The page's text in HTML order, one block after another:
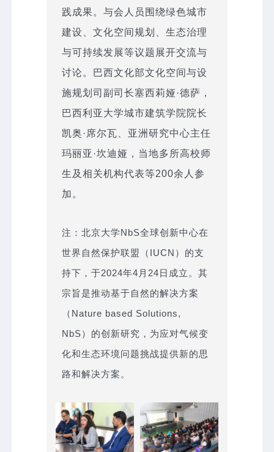
践成果。与会人员围绕绿色城市
建设、文化空间规划、生态治理
与可持续发展等议题展开交流与
讨论。巴西文化部文化空间与设
施规划司副司长塞西莉娅·德萨，
巴西利亚大学城市建筑学院院长
凯奥·席尔瓦、亚洲研究中心主任
玛丽亚·坎迪娅，当地多所高校师
生及相关机构代表等200余人参
加。
注：北京大学NbS全球创新中心在
世界自然保护联盟（IUCN）的支
持下，于2024年4月24日成立。其
宗旨是推动基于自然的解决方案
（Nature based Solutions,
NbS）的创新研究，为应对气候变
化和生态环境问题挑战提供新的思
路和解决方案。